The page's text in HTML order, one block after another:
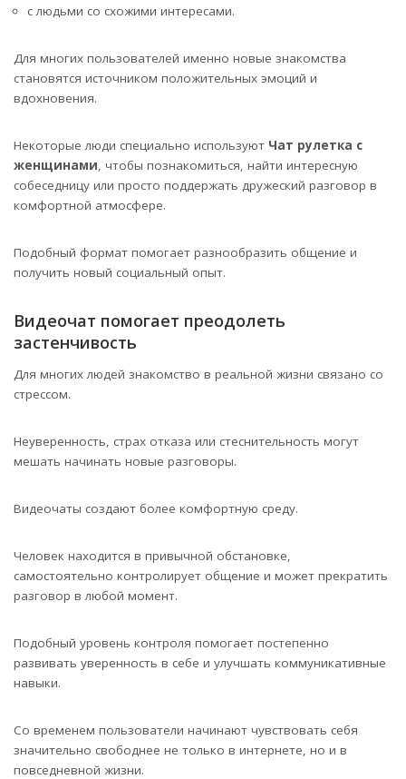
с людьми со схожими интересами.
Для многих пользователей именно новые знакомства
становятся источником положительных эмоций и
вдохновения.
Некоторые люди специально используют Чат рулетка с
женщинами, чтобы познакомиться, найти интересную
собеседницу или просто поддержать дружеский разговор в
комфортной атмосфере.
Подобный формат помогает разнообразить общение и
получить новый социальный опыт.
Видеочат помогает преодолеть
застенчивость
Для многих людей знакомство в реальной жизни связано со
стрессом.
Неуверенность, страх отказа или стеснительность могут
мешать начинать новые разговоры.
Видеочаты создают более комфортную среду.
Человек находится в привычной обстановке,
самостоятельно контролирует общение и может прекратить
разговор в любой момент.
Подобный уровень контроля помогает постепенно
развивать уверенность в себе и улучшать коммуникативные
навыки.
Со временем пользователи начинают чувствовать себя
значительно свободнее не только в интернете, но и в
повседневной жизни.